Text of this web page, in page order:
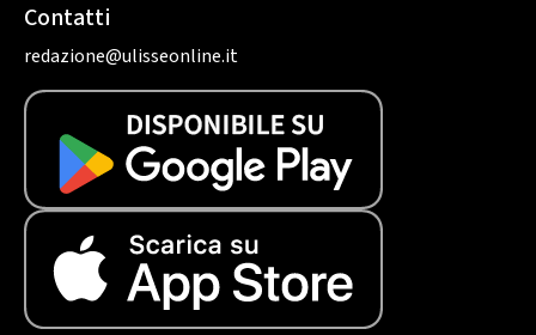
Contatti
redazione@ulisseonline.it